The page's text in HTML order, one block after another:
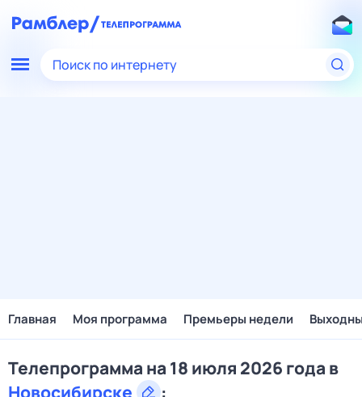
Поиск по интернету
Главная Моя программа Премьеры недели
Телепрограмма на 18 июля 2026 года в
Новосибирске
: